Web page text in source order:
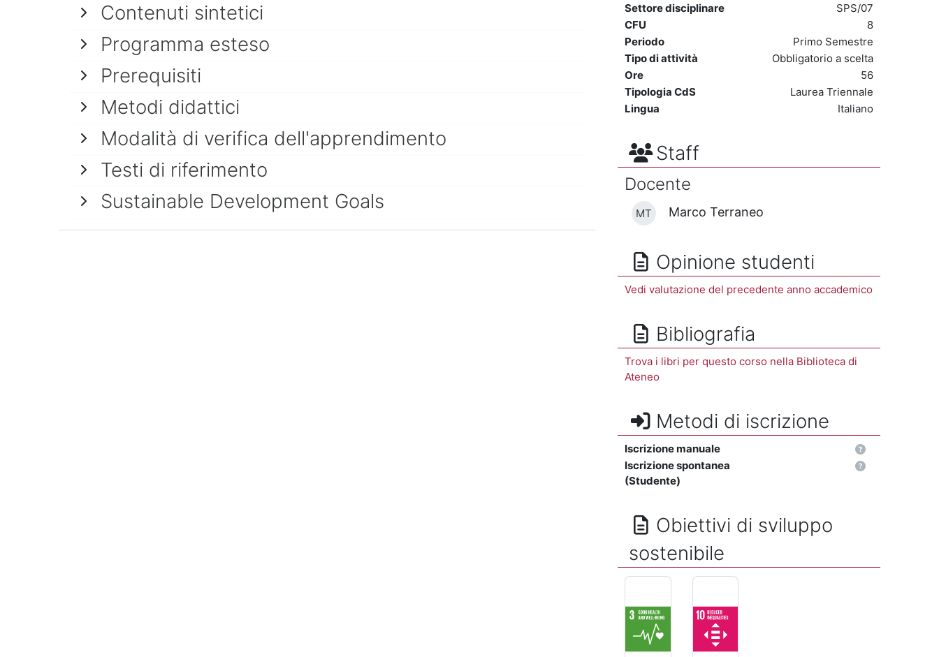
Contenuti sintetici
Programma esteso
Prerequisiti
Metodi didattici
Modalità di verifica dell'apprendimento
Testi di riferimento
Sustainable Development Goals
Settore disciplinare
SPS/07
CFU
8
Periodo
Primo Semestre
Tipo di attività
Obbligatorio a scelta
Ore
56
Tipologia CdS
Laurea Triennale
Lingua
Italiano
Staff
Docente
MT Marco Terraneo
Opinione studenti
Vedi valutazione del precedente anno accademico
Bibliografia
Trova i libri per questo corso nella Biblioteca di
Ateneo
Metodi di iscrizione
Iscrizione manuale
Iscrizione spontanea
(Studente)
Obiettivi di sviluppo
sostenibile